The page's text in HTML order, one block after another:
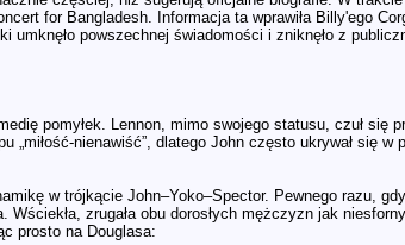
25 lis
Świat Johna
The Beatles w Apple
(1968–1971)
Beatlesów”. Kulisy
Antologii i
różnica w
21 lis
Zaginiony rozdział
for Bangladesh. Informacja ta wprawiła Billy'ego
powszechnej świadomości i zniknęło z
pomyłek. Lennon, mimo swojego statusu, czuł się
nienawiść”, dlatego John często ukrywał się w
w trójkącie John–Yoko–Spector. Pewnego razu,
zrugała obu dorosłych mężczyzn jak
prosto na Douglasa: